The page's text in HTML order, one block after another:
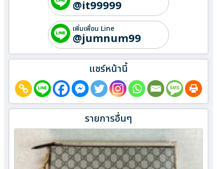
@it99999
เพิ่มเพื่อน Line
@jumnum99
แชร์หน้านี้
รายการอื่นๆ